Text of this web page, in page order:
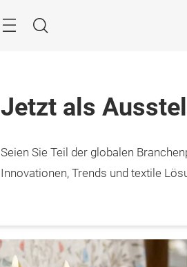
Suche
Jetzt als
Seien Sie Teil der globalen
Innovationen, Trends und textile